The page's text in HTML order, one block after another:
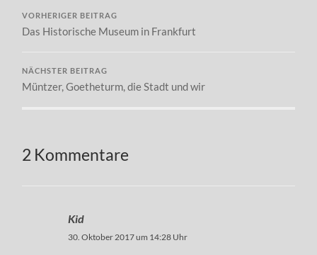
VORHERIGER BEITRAG
Das Historische Museum in Frankfurt
NÄCHSTER BEITRAG
Müntzer, Goetheturm, die Stadt und wir
2 Kommentare
Kid
30. Oktober 2017 um 14:28 Uhr